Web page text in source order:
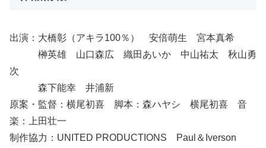
出演：大橋彰（アキラ100％） 安倍萌生 宮本真希
榊英雄 山口森広 織田あいか 中山祐太 秋山勇
次
森下能幸 井浦新
原案・監督：横尾初喜 脚本：森ハヤシ 横尾初喜 音
楽：上田壮一
制作協力：UNITED PRODUCTIONS Paul＆Iverson